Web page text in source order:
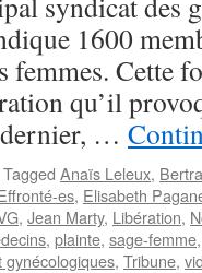
1600
femmes. Cette
qu’il
dernier, …
Tagged Anaïs Leleux,
es, Elisabeth
, Jean Marty, Libération,
, plainte, sage-femme
gynécologiques, Tribune,